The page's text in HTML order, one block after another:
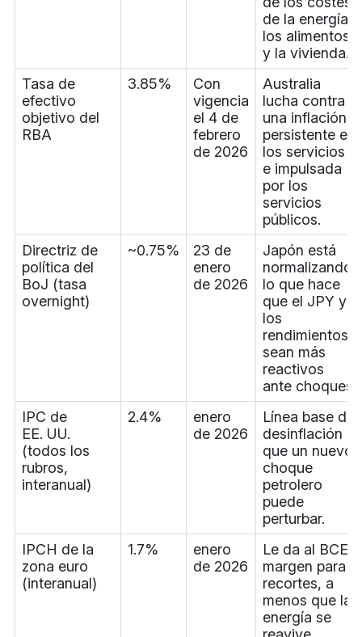
de la energía,
los alimentos
y la vivienda.
Tasa de
efectivo
objetivo del
RBA
3.85%
Con
vigencia
el 4 de
febrero
de 2026
Australia
lucha contra
una inflación
persistente en
los servicios
e impulsada
por los
servicios
públicos.
Directriz de
política del
BoJ (tasa
overnight)
~0.75%
23 de
enero
de 2026
Japón está
normalizando,
lo que hace
que el JPY y
los
rendimientos
sean más
reactivos
ante choques.
IPC de
EE. UU.
(todos los
rubros,
interanual)
2.4%
enero
de 2026
Línea base de
desinflación
que un nuevo
choque
petrolero
puede
perturbar.
IPCH de la
zona euro
(interanual)
1.7%
enero
de 2026
Le da al BCE
margen para
recortes, a
menos que la
energía se